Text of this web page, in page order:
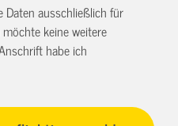
Daten ausschließlich für
keine weitere
habe ich